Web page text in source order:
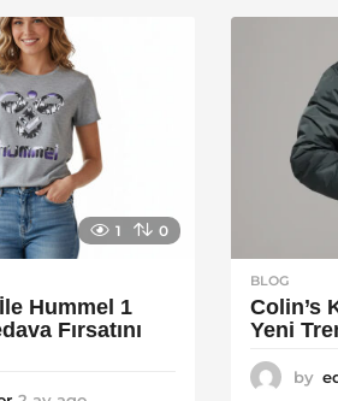
1 0
Hummel 1
Fırsatını
BLOG
Colin’s
Yeni
by